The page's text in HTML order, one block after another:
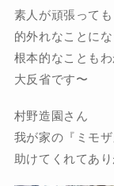
素人が頑張っても
的外れなことに
根本的なことも
大反省です〜
村野造園さん
我が家の『ミモ
助けてくれてあ